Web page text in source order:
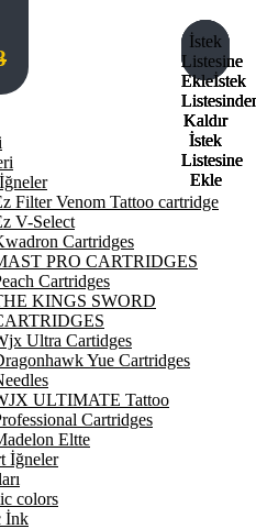
Filter Venom Tattoo cartridge
V-Select
Cartridges
PRO CARTRIDGES
Cartridges
KINGS SWORD
Ultra Cartidges
Yue Cartridges
ULTIMATE Tattoo
Cartridges
Eltte
İğneler
colors
İnk
İstek
Listesine
Ekleİstek
Kaldır
İstek
Listesine
Ekle
İstek
Listesine
Ekleİstek
Kaldır
İstek
Listesine
Ekle
İstek
Listesine
Ekleİstek
Kaldır
İstek
Listesine
Ekle
İstek
Listesine
Ekleİstek
Kaldır
İstek
Listesine
Ekle